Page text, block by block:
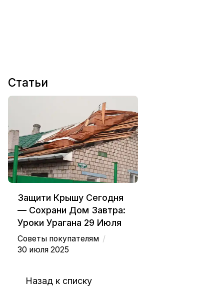
Статьи
Защити Крышу Сегодня
— Сохрани Дом Завтра:
Уроки Урагана 29 Июля
Советы покупателям /
30 июля 2025
Назад к списку